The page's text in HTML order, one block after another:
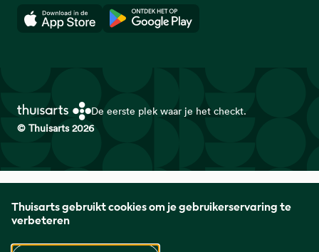
Thuisarts gebruikt cookies om je gebruikerservaring te
verbeteren
Download in de App StoreDownload in de Google Play
De eerste plek waar je het checkt.
© Thuisarts 2026
Huisartsen Genootschap met de Federatie Medisch
Specialisten en Patiëntenfederatie Nederland.